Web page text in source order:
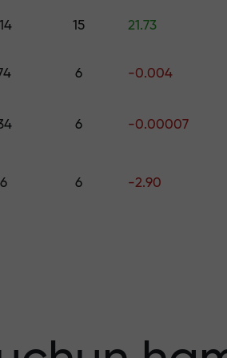
qiymatdagi sovg‘ani
—
15 21.73
6 -0.004
6 -0.00007
6 -2.90